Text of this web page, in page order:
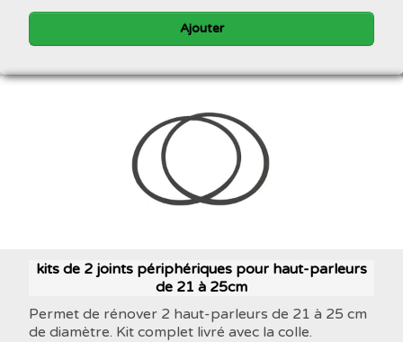
Ajouter
kits de 2 joints périphériques pour haut-parleurs
de 21 à 25cm
Permet de rénover 2 haut-parleurs de 21 à 25 cm
de diamètre. Kit complet livré avec la colle.